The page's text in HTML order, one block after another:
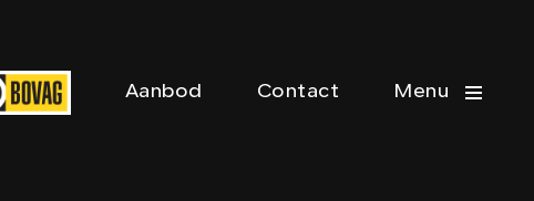
Aanbod Contact Menu